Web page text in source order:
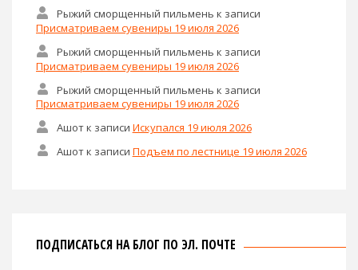
Рыжий сморщенный пильмень к записи
Присматриваем сувениры 19 июля 2026
Рыжий сморщенный пильмень к записи
Присматриваем сувениры 19 июля 2026
Рыжий сморщенный пильмень к записи
Присматриваем сувениры 19 июля 2026
Ашотк записи Искупался 19 июля 2026
Ашотк записи Подъем по лестнице 19 июля 2026
ПОДПИСАТЬСЯ НА БЛОГ ПО ЭЛ. ПОЧТЕ